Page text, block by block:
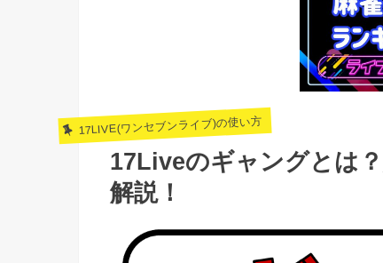
17LIVE(ワンセブンライブ)の使い方
17Liveのギャングとは
解説！